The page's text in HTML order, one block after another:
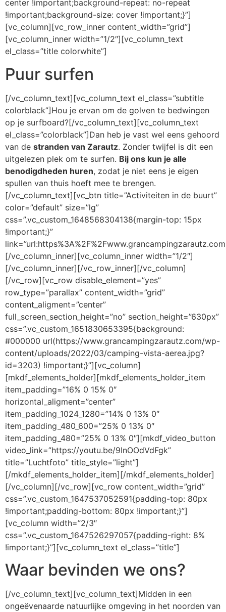
center !important;background-repeat: no-repeat
!important;background-size: cover !important;}”]
[vc_column][vc_row_inner content_width=”grid”]
[vc_column_inner width=”1/2″][vc_column_text
el_class=”title colorwhite”]
Puur surfen
[/vc_column_text][vc_column_text el_class=”subtitle
colorblack”]Hou je ervan om de golven te bedwingen
op je surfboard?[/vc_column_text][vc_column_text
el_class=”colorblack”]Dan heb je vast wel eens gehoord
van de stranden van Zarautz. Zonder twijfel is dit een
uitgelezen plek om te surfen. Bij ons kun je alle
benodigdheden huren, zodat je niet eens je eigen
spullen van thuis hoeft mee te brengen.
[/vc_column_text][vc_btn title=”Activiteiten in de buurt”
color=”default” size=”lg”
css=”.vc_custom_1648568304138{margin-top: 15px
!important;}”
[/vc_column_inner][vc_column_inner width=”1/2″]
[/vc_column_inner][/vc_row_inner][/vc_column]
[/vc_row][vc_row disable_element=”yes”
row_type=”parallax” content_width=”grid”
content_aligment=”center”
full_screen_section_height=”no” section_height=”630px”
css=”.vc_custom_1651830653395{background:
#000000 url(https://www.grancampingzarautz.com/wp-
content/uploads/2022/03/camping-vista-aerea.jpg?
id=3203) !important;}”][vc_column]
[mkdf_elements_holder][mkdf_elements_holder_item
item_padding=”16% 0 15% 0″
horizontal_aligment=”center”
item_padding_1024_1280=”14% 0 13% 0″
item_padding_480_600=”25% 0 13% 0″
item_padding_480=”25% 0 13% 0″][mkdf_video_button
video_link=”https://youtu.be/9InOOdVdFgk”
title=”Luchtfoto” title_style=”light”]
[/mkdf_elements_holder_item][/mkdf_elements_holder]
[/vc_column][/vc_row][vc_row content_width=”grid”
css=”.vc_custom_1647537052591{padding-top: 80px
!important;padding-bottom: 80px !important;}”]
[vc_column width=”2/3″
css=”.vc_custom_1647526297057{padding-right: 8%
!important;}”][vc_column_text el_class=”title”]
Waar bevinden we ons?
[/vc_column_text][vc_column_text]Midden in een
ongeëvenaarde natuurlijke omgeving in het noorden van